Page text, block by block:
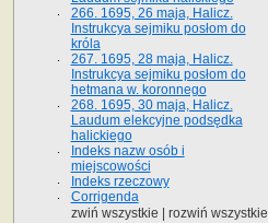
266. 1695, 26 maja, Halicz.
Instrukcya sejmiku posłom do
króla
267. 1695, 28 maja, Halicz.
Instrukcya sejmiku posłom do
hetmana w. koronnego
268. 1695, 30 maja, Halicz.
Laudum elekcyjne podsędka
halickiego
Indeks nazw osób i
miejscowości
Indeks rzeczowy
Corrigenda
zwiń wszystkie
rozwiń wszystkie